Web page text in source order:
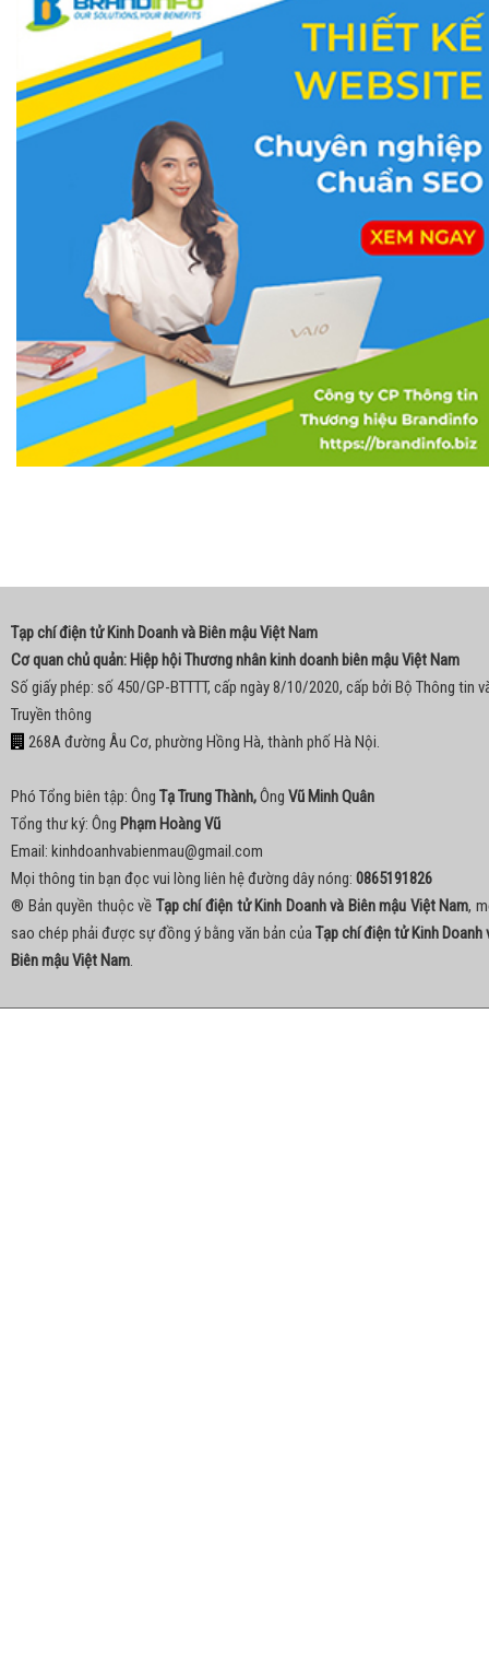
Tạp chí điện tử Kinh Doanh và Biên mậu Việt Nam
Cơ quan chủ quản: Hiệp hội Thương nhân kinh doanh biên mậu Việt Nam
Số giấy phép: số 450/GP-BTTTT, cấp ngày 8/10/2020, cấp bởi Bộ Thông tin
Truyền thông
268A đường Âu Cơ, phường Hồng Hà, thành phố Hà Nội.
Phó Tổng biên tập: Ông Tạ Trung Thành,Ông Vũ Minh Quân
Tổng thư ký: Ông Phạm Hoàng Vũ
Email: kinhdoanhvabienmau@gmail.com
Mọi thông tin bạn đọc vui lòng liên hệ đường dây nóng: 0865191826
® Bản quyền thuộc về Tạp chí điện tử Kinh Doanh và Biên mậu Việt Nam,
sao chép phải được sự đồng ý bằng văn bản củaTạp chí điện tử Kinh Doanh
Biên mậu Việt Nam.